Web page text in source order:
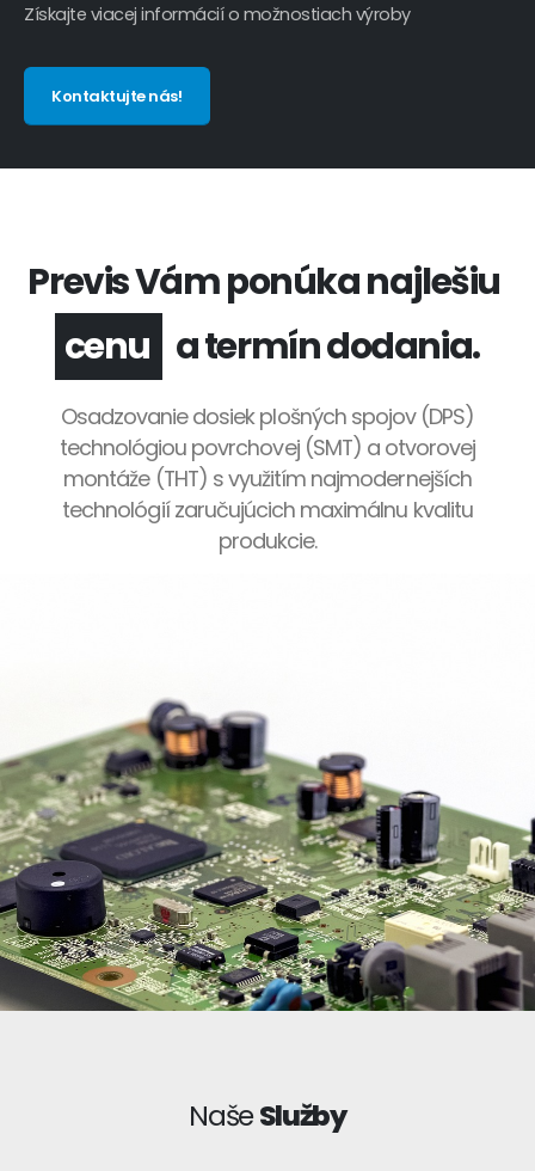
Získajte viacej informácií o možnostiach výroby
Kontaktujte nás!
Previs Vám ponúka najlešiu
kvalitu
cenu
a termín dodania.
Osadzovanie dosiek plošných spojov (DPS)
technológiou povrchovej (SMT) a otvorovej
montáže (THT) s využitím najmodernejších
technológií zaručujúcich maximálnu kvalitu
produkcie.
NašeSlužby